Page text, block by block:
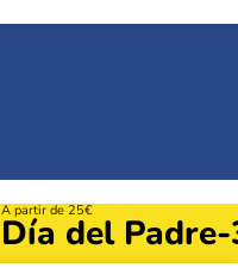
A partir de 25€
Día del Padre